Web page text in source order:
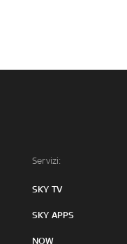
Servizi:
SKY TV
SKY APPS
NOW